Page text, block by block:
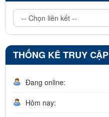
THỐNG KÊ TRUY CẬP
Đang online:
Hôm nay: